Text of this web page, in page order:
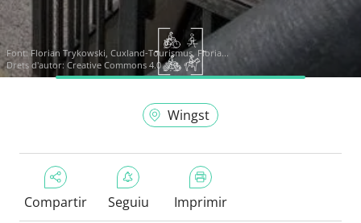
Font: Florian Trykowski, Cuxland-Tourismus, Floria...
Drets d'autor: Creative Commons 4.0
Wingst
Compartir Seguiu Imprimir